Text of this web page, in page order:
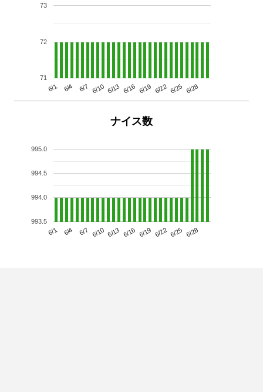
6/1 6/4 6/7 6/10 6/13 6/16 6/19 6/22 6/25 6/28
71
72
73
ナイス数
6/1 6/4 6/7 6/10 6/13 6/16 6/19 6/22 6/25 6/28
993.5
994.0
994.5
995.0